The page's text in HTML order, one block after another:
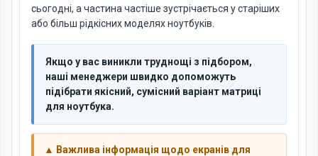
сьогодні, а частина частіше зустрічається у старіших
або більш рідкісних моделях ноутбуків.
Якщо у вас виникли труднощі з підбором,
наші менеджери швидко допоможуть
підібрати якісний, сумісний варіант матриці
для ноутбука.
▲ Важлива інформація щодо екранів для